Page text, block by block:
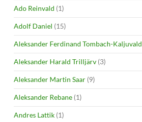
Ado Reinvald (1)
Adolf Daniel (15)
Aleksander Ferdinand Tombach-Kaljuvald
Aleksander Harald Trilljärv (3)
Aleksander Martin Saar (9)
Aleksander Rebane (1)
Andres Lattik (1)